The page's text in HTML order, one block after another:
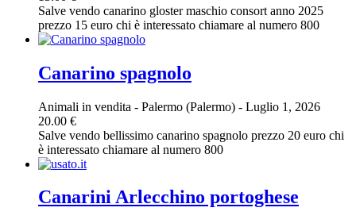
Salve vendo canarino gloster maschio consort anno 2025
prezzo 15 euro chi è interessato chiamare al numero 800
Canarino spagnolo
Animali in vendita - Palermo (Palermo) - Luglio 1, 2026
20.00 €
Salve vendo bellissimo canarino spagnolo prezzo 20 euro chi
è interessato chiamare al numero 800
Canarini Arlecchino portoghese